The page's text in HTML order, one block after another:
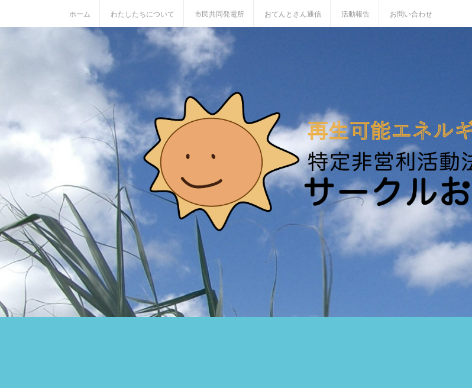
i
ホーム わたしたちについて 市民共同発電所 おてんとさん通信 活動報告 お問い合わせ